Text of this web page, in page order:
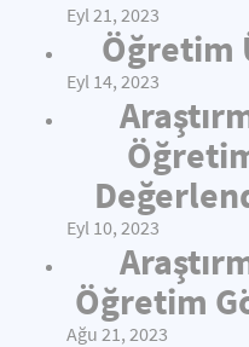
Eyl 21, 2023
Öğretim
Eyl 14, 2023
Eyl 10, 2023
Öğretim
Ağu 21, 2023